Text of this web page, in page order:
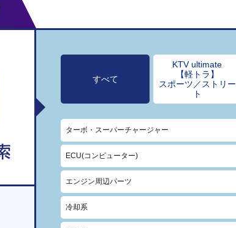
すべて
KTV ultimate
【軽トラ】
スポーツ／ストリー
ト
ターボ・スーパーチャージャー
ECU(コンピューター)
エンジン周辺パーツ
冷却系